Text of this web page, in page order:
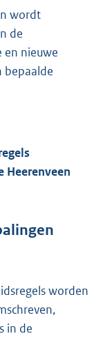
wordt
de
en nieuwe
bepaalde
Heerenveen
worden
in de